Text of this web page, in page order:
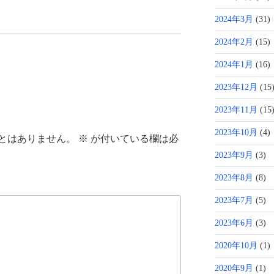
はありません。 ※ が付いている欄は必
2024年3月 (31)
2024年2月 (15)
2024年1月 (16)
2023年12月 (15)
2023年11月 (15)
2023年10月 (4)
2023年9月 (3)
2023年8月 (8)
2023年7月 (5)
2023年6月 (3)
2020年10月 (1)
2020年9月 (1)